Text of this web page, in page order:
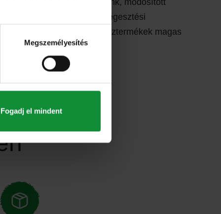
Megszemélyesítés
Fogadj el mindent
pedig mosási technológiánk, módosított
és ultrahangos hegesztési
garantálja. Így tudjuk a késztermékek magas
garantálni.